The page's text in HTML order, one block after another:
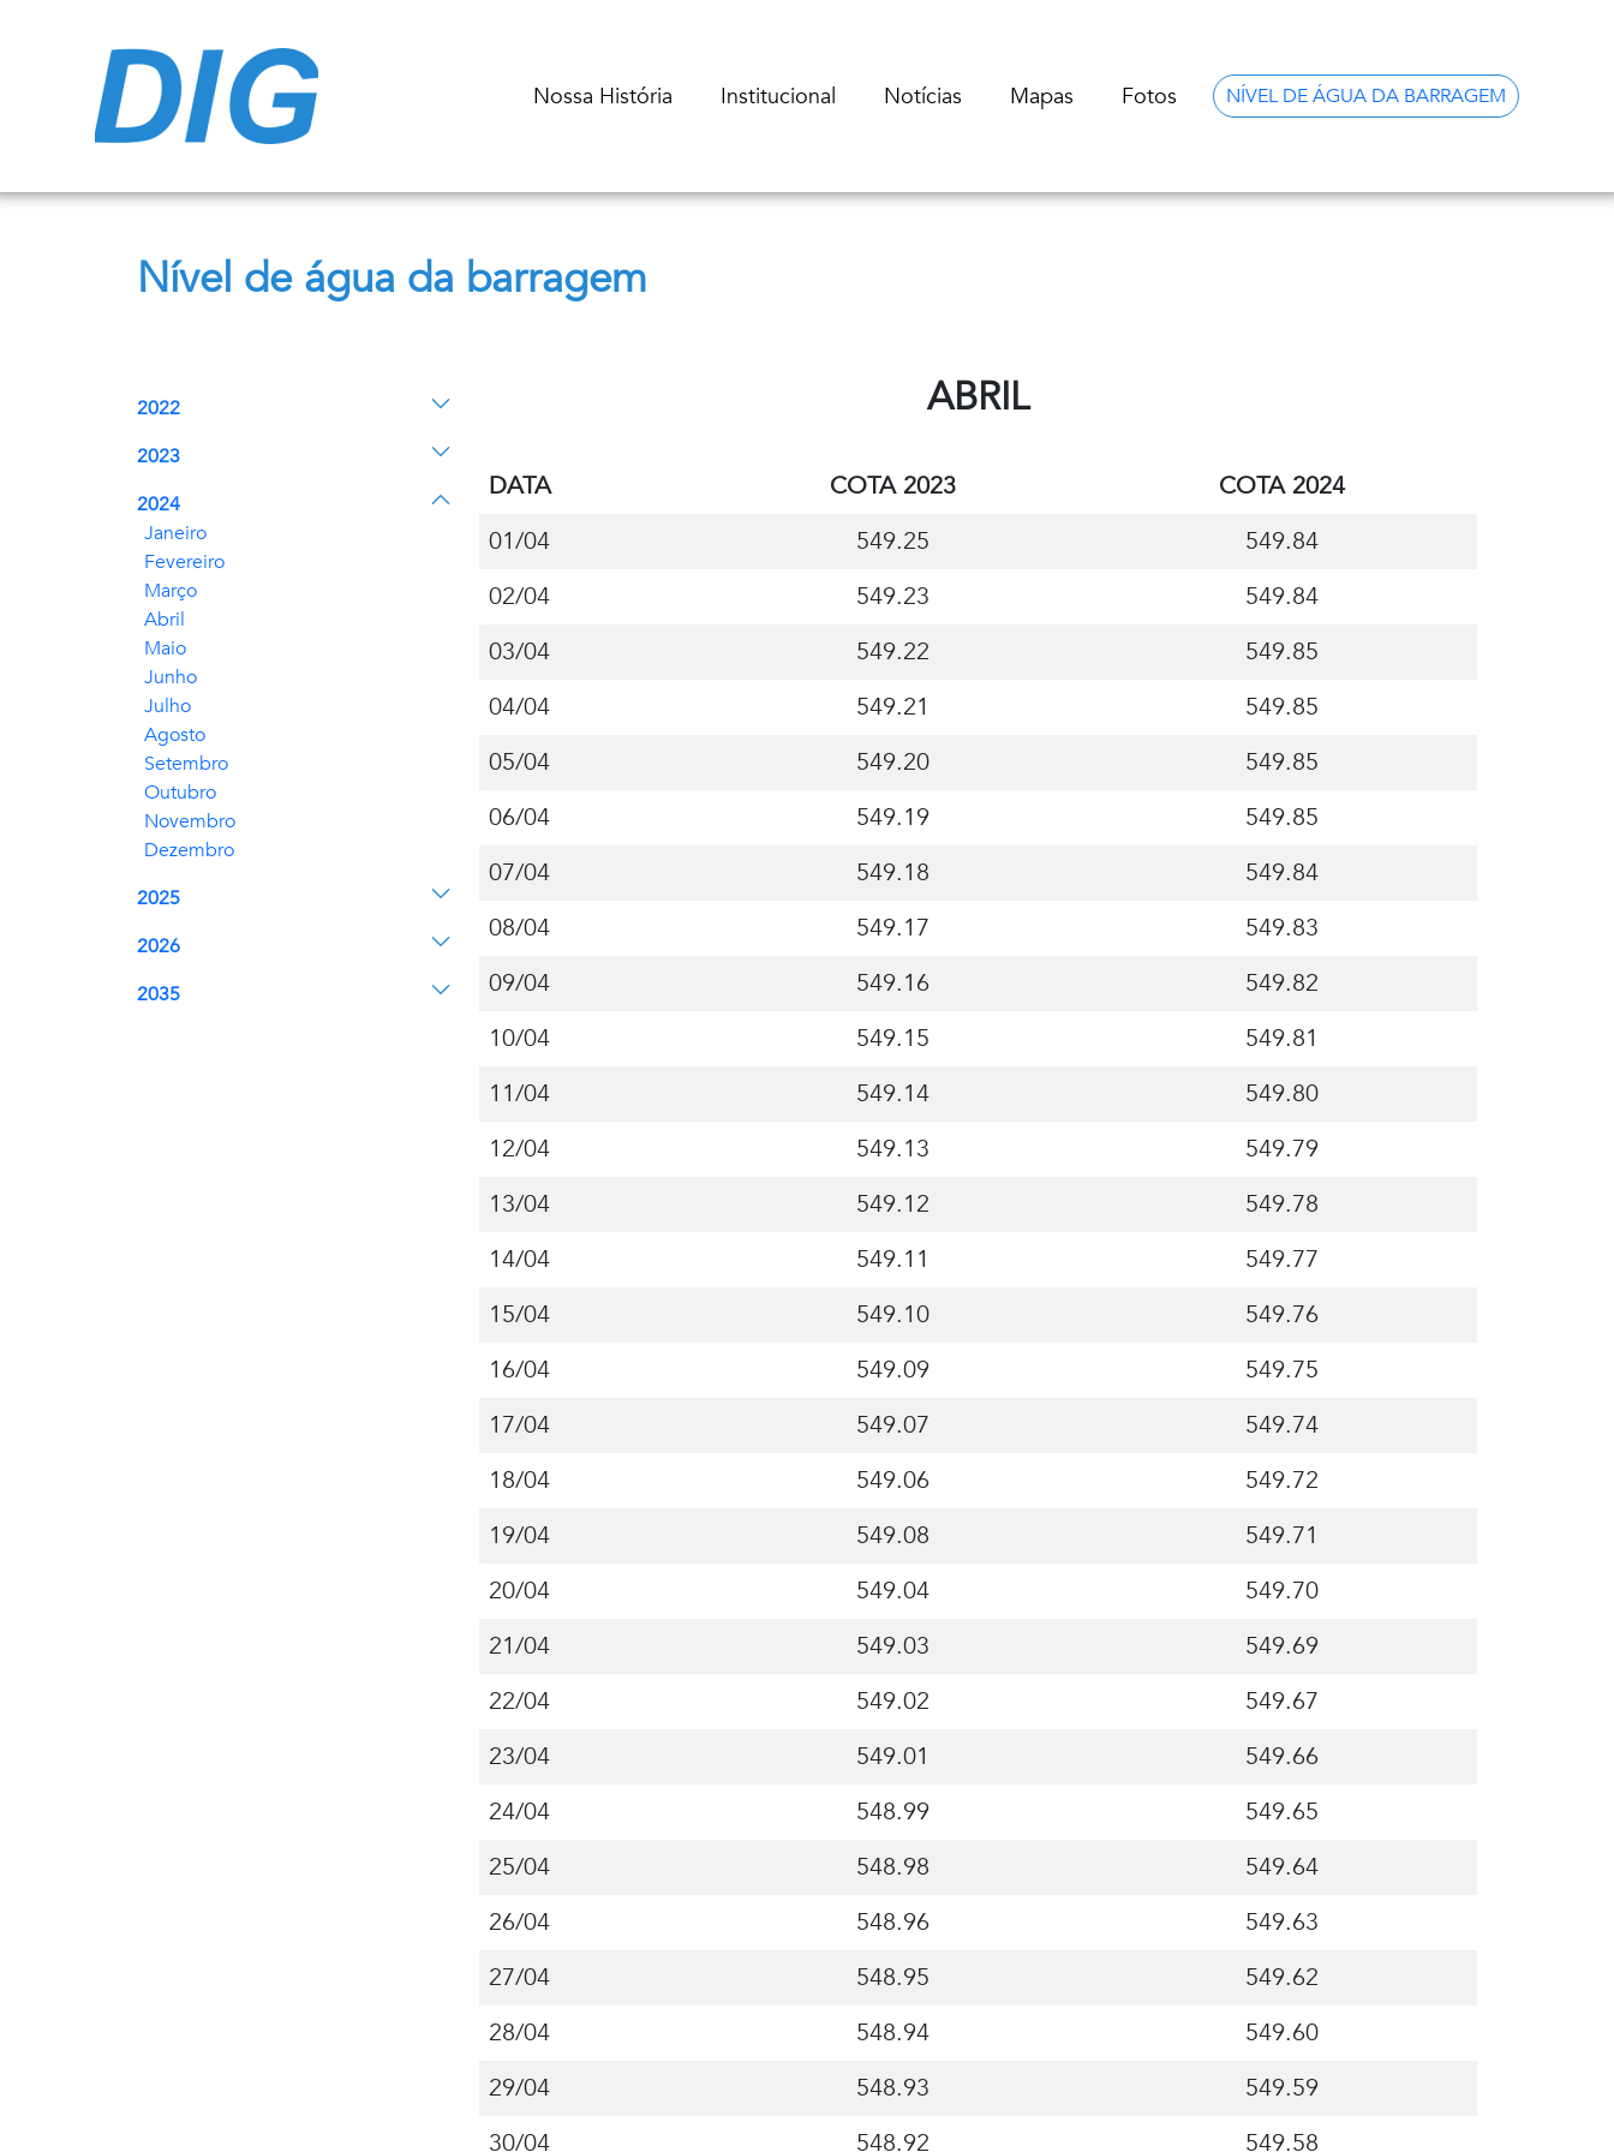
Nossa História Institucional Notícias Mapas Fotos NÍVEL DE ÁGUA DA BARRAGEM
Nível de água da barragem
2022
2023
2024
Janeiro
Fevereiro
Março
Abril
Maio
Junho
Julho
Agosto
Setembro
Outubro
Novembro
Dezembro
2025
2026
2035
ABRIL
DATA COTA 2023
COTA 2024
01/04
549.25
549.84
02/04
549.23
549.84
03/04
549.22
549.85
04/04
549.21
549.85
05/04
549.20
549.85
06/04
549.19
549.85
07/04
549.18
549.84
08/04
549.17
549.83
09/04
549.16
549.82
10/04
549.15
549.81
11/04
549.14
549.80
12/04
549.13
549.79
13/04
549.12
549.78
14/04
549.11
549.77
15/04
549.10
549.76
16/04
549.09
549.75
17/04
549.07
549.74
18/04
549.06
549.72
19/04
549.08
549.71
20/04
549.04
549.70
21/04
549.03
549.69
22/04
549.02
549.67
23/04
549.01
549.66
24/04
548.99
549.65
25/04
548.98
549.64
26/04
548.96
549.63
27/04
548.95
549.62
28/04
548.94
549.60
29/04
548.93
549.59
30/04
548.92 549.58